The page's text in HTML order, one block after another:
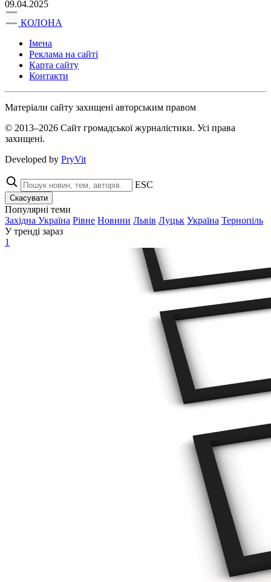
09.04.2025
КОЛОНА
Імена
Реклама на сайті
Карта сайту
Контакти
Матеріали сайту захищені авторським правом
© 2013–2026 Сайт громадської журналістики. Усі права
захищені.
Developed by PryVit
ESC
Скасувати
Популярні теми
Західна Україна Рівне Новини Львів Луцьк Україна Тернопіль
У тренді зараз
1